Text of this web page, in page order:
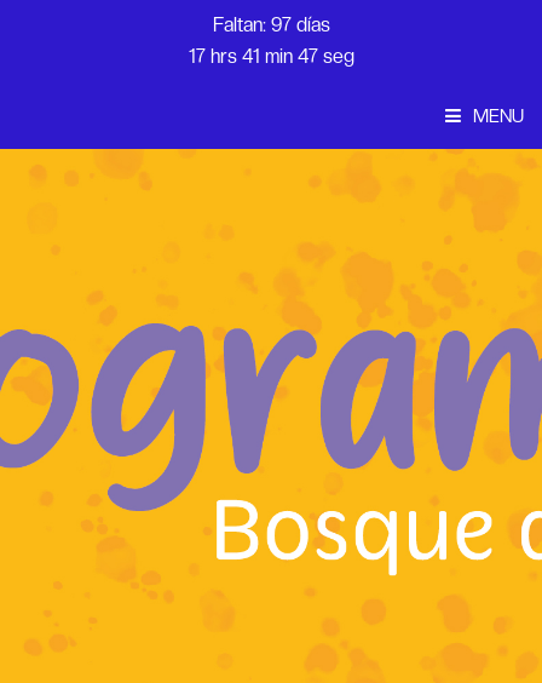
Faltan: 97 días
17 hrs 41 min 47 seg
MENU